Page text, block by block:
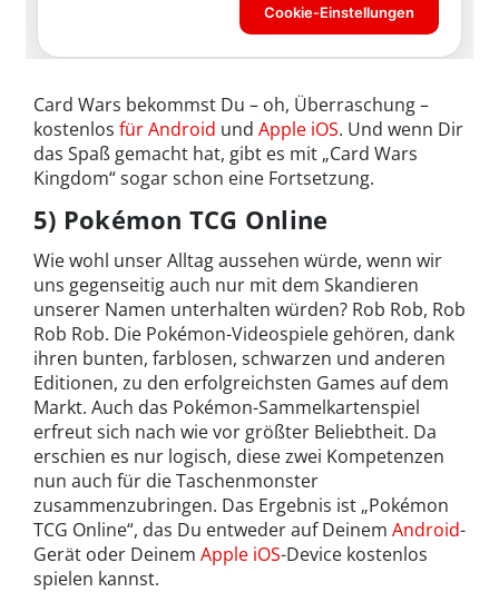
Card Wars bekommst Du – oh, Überraschung –
kostenlos für Android und Apple iOS. Und wenn Dir
das Spaß gemacht hat, gibt es mit „Card Wars
Kingdom“ sogar schon eine Fortsetzung.
5) Pokémon TCG Online
Wie wohl unser Alltag aussehen würde, wenn wir
uns gegenseitig auch nur mit dem Skandieren
unserer Namen unterhalten würden? Rob Rob, Rob
Rob Rob. Die Pokémon-Videospiele gehören, dank
ihren bunten, farblosen, schwarzen und anderen
Editionen, zu den erfolgreichsten Games auf dem
Markt. Auch das Pokémon-Sammelkartenspiel
erfreut sich nach wie vor größter Beliebtheit. Da
erschien es nur logisch, diese zwei Kompetenzen
nun auch für die Taschenmonster
zusammenzubringen. Das Ergebnis ist „Pokémon
TCG Online“, das Du entweder auf Deinem Android-
Gerät oder Deinem Apple iOS-Device kostenlos
spielen kannst.